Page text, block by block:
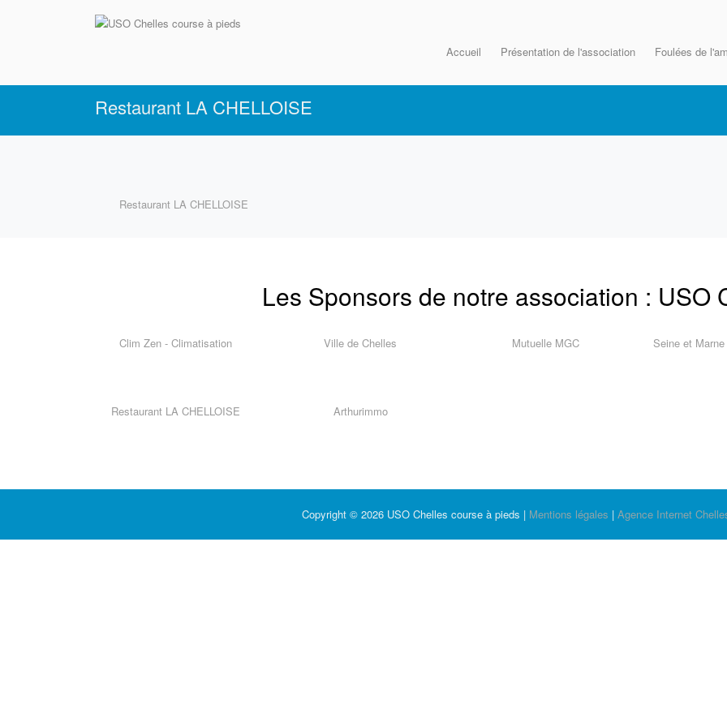
Accueil Présentation de l'association Foulées de
Restaurant LA CHELLOISE
Restaurant LA CHELLOISE
Les Sponsors de notre association : USO
Clim Zen - Climatisation Ville de Chelles Mutuelle MGC Seine et
Restaurant LA CHELLOISE Arthurimmo
Copyright © 2026 USO Chelles course à pieds | Mentions légales | Agence Internet